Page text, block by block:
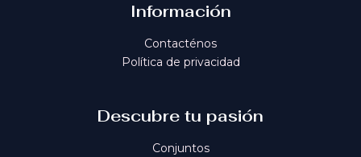
Información
Contacténos
Política de privacidad
Descubre tu pasión
Conjuntos